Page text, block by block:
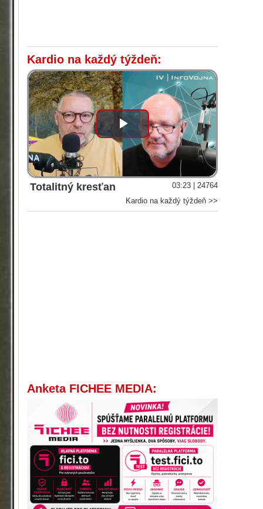
Kardio na každý týždeň:
Play
Video
Totalitný kresťan
03:23 | 24764
Kardio na každý týždeň >>
Anketa FICHEE MEDIA: